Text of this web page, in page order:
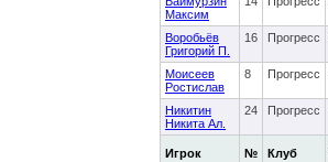
Игрок № Клуб
Максим
Воробьёв
Григорий П.
16 Прогресс
Моисеев
Ростислав
8 Прогресс
Никитин
Никита Ал.
24 Прогресс